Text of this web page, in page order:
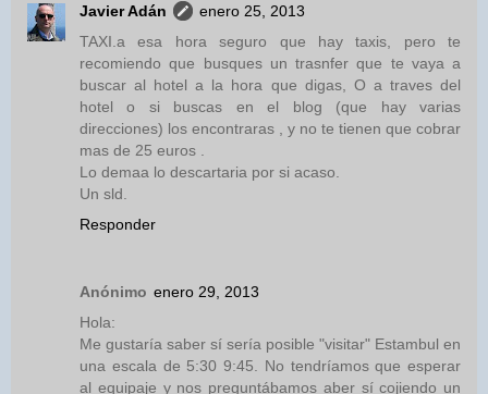
Javier Adán
enero 25, 2013
TAXI.a esa hora seguro que hay taxis, pero te
recomiendo que busques un trasnfer que te vaya a
buscar al hotel a la hora que digas, O a traves del
hotel o si buscas en el blog (que hay varias
direcciones) los encontraras , y no te tienen que cobrar
mas de 25 euros .
Lo demaa lo descartaria por si acaso.
Un sld.
Responder
Anónimo enero 29, 2013
Hola:
Me gustaría saber sí sería posible "visitar" Estambul en
una escala de 5:30 9:45. No tendríamos que esperar
al equipaje y nos preguntábamos aber sí cojiendo un